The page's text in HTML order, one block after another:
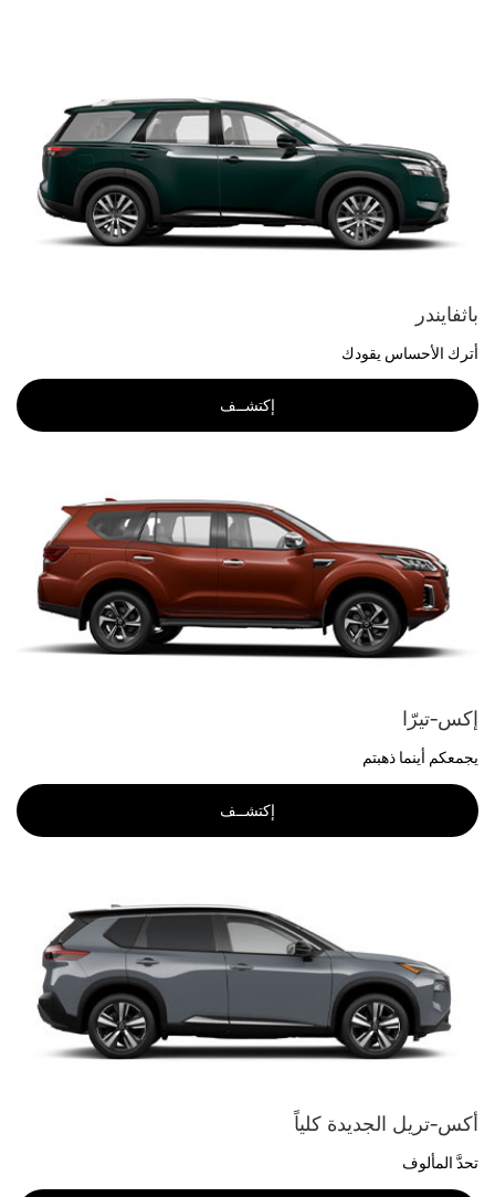
باثفايندر
أترك الأحساس يقودك
إكتشــف
إكس-تيرّا
يجمعكم أينما ذهبتم
إكتشــف
أكس-تريل الجديدة كلياً
تحدَّ المألوف